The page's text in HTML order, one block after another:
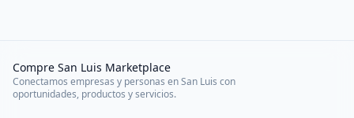
Compre San Luis Marketplace
Conectamos empresas y personas en San Luis con
oportunidades, productos y servicios.